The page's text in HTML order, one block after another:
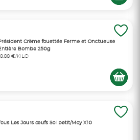
Crème fouettée Ferme et Onctueuse
Bombe 250g
€/KILO
Les Jours œufs Sol petit/Moy X10